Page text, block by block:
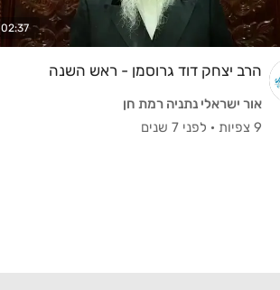
02:37
הרב יצחק דוד גרוסמן - ראש השנה
אור ישראלי נתניה רמת חן
9 צפיות
· לפני 7 שנים